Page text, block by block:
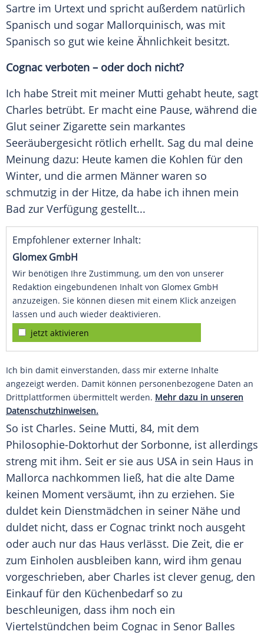
Sartre im Urtext und spricht außerdem natürlich
Spanisch und sogar Mallorquinisch, was mit
Spanisch so gut wie keine Ähnlichkeit besitzt.
Cognac verboten – oder doch nicht?
Ich habe Streit mit meiner Mutti gehabt heute, sagt
Charles betrübt. Er macht eine Pause, während die
Glut seiner Zigarette sein markantes
Seeräubergesicht rötlich erhellt. Sag du mal deine
Meinung dazu: Heute kamen die Kohlen für den
Winter, und die armen Männer waren so
schmutzig in der Hitze, da habe ich ihnen mein
Bad zur Verfügung gestellt...
Empfohlener externer Inhalt:
Glomex GmbH
Wir benötigen Ihre Zustimmung, um den von unserer
Redaktion eingebundenen Inhalt von Glomex GmbH
anzuzeigen. Sie können diesen mit einem Klick anzeigen
lassen und auch wieder deaktivieren.
jetzt aktivieren
Ich bin damit einverstanden, dass mir externe Inhalte
angezeigt werden. Damit können personenbezogene Daten an
Drittplattformen übermittelt werden. Mehr dazu in unseren
Datenschutzhinweisen.
So ist Charles. Seine Mutti, 84, mit dem
Philosophie-Doktorhut der Sorbonne, ist allerdings
streng mit ihm. Seit er sie aus USA in sein Haus in
Mallorca nachkommen ließ, hat die alte Dame
keinen Moment versäumt, ihn zu erziehen. Sie
duldet kein Dienstmädchen in seiner Nähe und
duldet nicht, dass er Cognac trinkt noch ausgeht
oder auch nur das Haus verlässt. Die Zeit, die er
zum Einholen ausbleiben kann, wird ihm genau
vorgeschrieben, aber Charles ist clever genug, den
Einkauf für den Küchenbedarf so zu
beschleunigen, dass ihm noch ein
Viertelstündchen beim Cognac in Senor Balles